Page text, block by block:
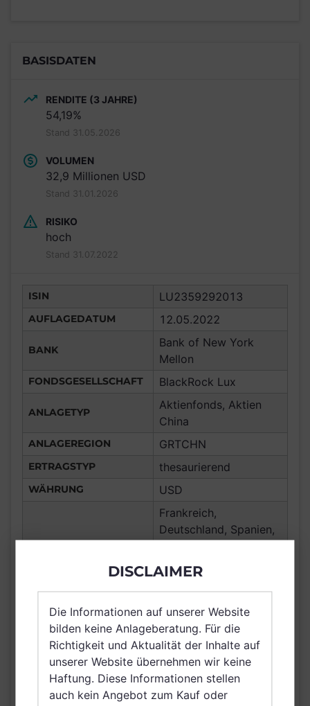
BASISDATEN
RENDITE (3 JAHRE)
54,19%
Stand 31.05.2026
VOLUMEN
32,9 Millionen USD
Stand 31.01.2026
RISIKO
hoch
Stand 31.07.2022
ISIN LU2359292013
AUFLAGEDATUM 12.05.2022
BANK
Bank of New York
Mellon
FONDSGESELLSCHAFT BlackRock Lux
ANLAGETYP
Aktienfonds, Aktien
China
ANLAGEREGION GRTCHN
ERTRAGSTYP thesaurierend
WÄHRUNG USD
VERTRIEBSZULASSUNG
Frankreich,
Deutschland, Spanien,
Vereinigtes Königreich
Großbritannien und
Nordirland, Österreich,
Schweiz, Finnland,
Dänemark, Hong Kong,
Schweden, Irland,
Belgien, Netherlands
(Kingdom of the),
Norwegen, Saudi
DISCLAIMER
Die Informationen auf unserer Website
bilden keine Anlageberatung. Für die
Richtigkeit und Aktualität der Inhalte auf
unserer Website übernehmen wir keine
Haftung. Diese Informationen stellen
auch kein Angebot zum Kauf oder